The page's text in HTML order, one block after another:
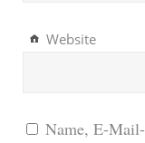
Website
Name, E-